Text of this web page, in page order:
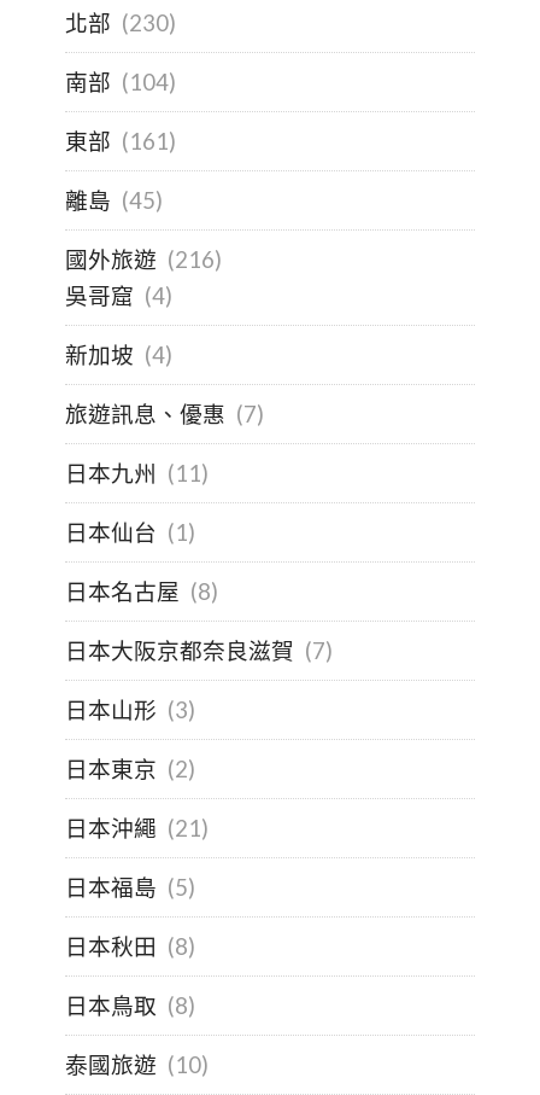
北部 (230)
南部 (104)
東部 (161)
離島 (45)
國外旅遊 (216)
吳哥窟 (4)
新加坡 (4)
旅遊訊息、優惠 (7)
日本九州 (11)
日本仙台 (1)
日本名古屋 (8)
日本大阪京都奈良滋賀 (7)
日本山形 (3)
日本東京 (2)
日本沖繩 (21)
日本福島 (5)
日本秋田 (8)
日本鳥取 (8)
泰國旅遊 (10)